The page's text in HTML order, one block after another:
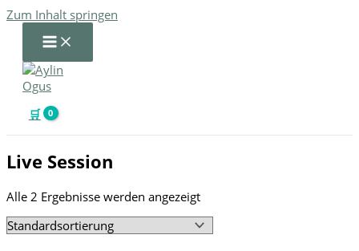
Zum Inhalt springen
🛒
Live Session
Alle 2 Ergebnisse werden angezeigt